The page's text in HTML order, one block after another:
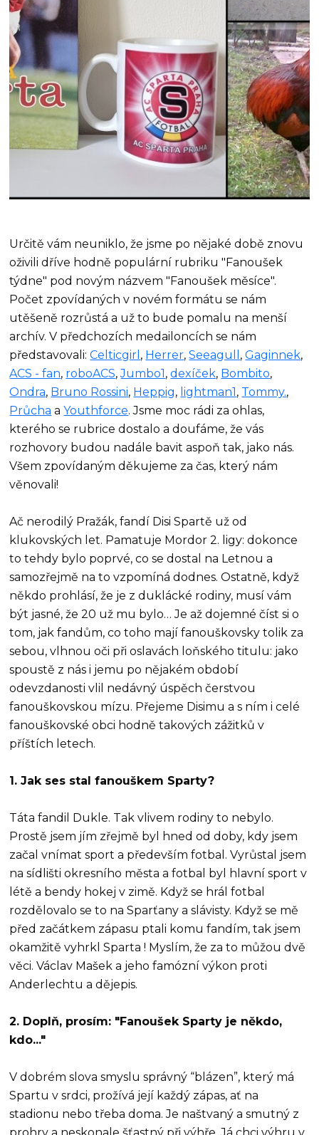
Určitě vám neuniklo, že jsme po nějaké době znovu
oživili dříve hodně populární rubriku "Fanoušek
týdne" pod novým názvem "Fanoušek měsíce".
Počet zpovídaných v novém formátu se nám
utěšeně rozrůstá a už to bude pomalu na menší
archív. V předchozích medailoncích se nám
představovali:Celticgirl , Herrer,Seeagull ,Gaginnek,
ACS - fan, roboACS,Jumbo1,dexíček, Bombito,
Ondra, Bruno Rossini, Heppig, lightman1, Tommy.,
Průcha aYouthforce. Jsme moc rádi za ohlas,
kterého se rubrice dostalo a doufáme, že vás
rozhovory budou nadále bavit aspoň tak, jako nás.
Všem zpovídaným děkujeme za čas, který nám
věnovali!
Ač nerodilý Pražák, fandí Disi Spartě už od
klukovských let. Pamatuje Mordor 2. ligy: dokonce
to tehdy bylo poprvé, co se dostal na Letnou a
samozřejmě na to vzpomíná dodnes. Ostatně, když
někdo prohlásí, že je z duklácké rodiny, musí vám
být jasné, že 20 už mu bylo… Je až dojemné číst si o
tom, jak fandům, co toho mají fanouškovsky tolik za
sebou, vlhnou oči při oslavách loňského titulu: jako
spoustě z nás i jemu po nějakém období
odevzdanosti vlil nedávný úspěch čerstvou
fanouškovskou mízu. Přejeme Disimu a s ním i celé
fanouškovské obci hodně takových zážitků v
příštích letech.
1. Jak ses stal fanouškem Sparty?
Táta fandil Dukle. Tak vlivem rodiny to nebylo.
Prostě jsem jím zřejmě byl hned od doby, kdy jsem
začal vnímat sport a především fotbal. Vyrůstal jsem
na sídlišti okresního města a fotbal byl hlavní sport v
létě a bendy hokej v zimě. Když se hrál fotbal
rozdělovalo se to na Sparťany a slávisty. Když se mě
před začátkem zápasu ptali komu fandím, tak jsem
okamžitě vyhrkl Sparta ! Myslím, že za to můžou dvě
věci. Václav Mašek a jeho famózní výkon proti
Anderlechtu a dějepis.
2. Doplň, prosím: "Fanoušek Sparty je někdo,
kdo..."
V dobrém slova smyslu správný “blázen”, který má
Spartu v srdci, prožívá její každý zápas, ať na
stadionu nebo třeba doma. Je naštvaný a smutný z